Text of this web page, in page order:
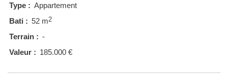
Type : Appartement
Bati : 52 m2
Terrain : -
Valeur : 185.000 €